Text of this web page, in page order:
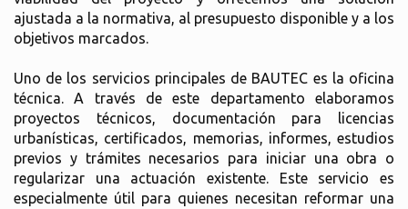
ajustada a la normativa, al presupuesto disponible y a los
objetivos marcados.
Uno de los servicios principales de BAUTEC es la oficina
técnica. A través de este departamento elaboramos
proyectos técnicos, documentación para licencias
urbanísticas, certificados, memorias, informes, estudios
previos y trámites necesarios para iniciar una obra o
regularizar una actuación existente. Este servicio es
especialmente útil para quienes necesitan reformar una